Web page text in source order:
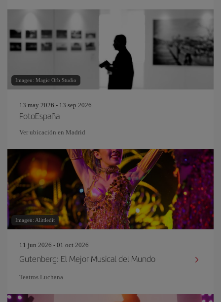
Imagen: Magic Orb Studio
13 may 2026 - 13 sep 2026
FotoEspaña
Ver ubicación en Madrid
Imagen: Alittledit
11 jun 2026 - 01 oct 2026
Gutenberg: El Mejor Musical del Mundo
Teatros Luchana